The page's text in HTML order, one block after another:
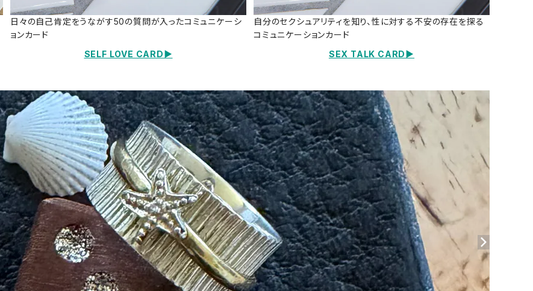
日々の自己肯定をうながす50の質問が入ったコミュニケーシ
ョンカード
SELF LOVE CARD▶️
自分のセクシュアリティを知り、性に対する不安の存在を探る
コミュニケーションカード
SEX TALK CARD▶️